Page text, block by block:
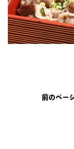
前のペー